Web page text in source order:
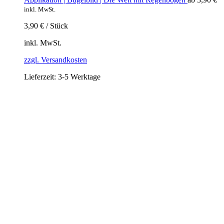
inkl. MwSt.
3,90 € / Stück
inkl. MwSt.
zzgl. Versandkosten
Lieferzeit: 3-5 Werktage